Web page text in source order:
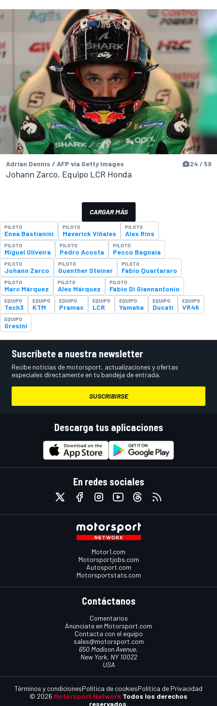
Adrian Dennis / AFP via Getty Images 24 / 59
Johann Zarco, Equipo LCR Honda
CARGAR MÁS
PILOTO
Enea Bastianini
PILOTO
Maverick Viñales
PILOTO
Alex Rins
PILOTO
Miguel Oliveira
PILOTO
Pedro Acosta
PILOTO
Pecco Bagnaia
PILOTO
Johann Zarco
PILOTO
Guenther Steiner
PILOTO
Fabio Quartararo
PILOTO
Marc Márquez
PILOTO
Alex Márquez
PILOTO
Fabio Di Giannantonio
EQUIPO
Tech3
EQUIPO
KTM
EQUIPO
Pramac
EQUIPO
LCR
EQUIPO
Yamaha
EQUIPO
Ducati
EQUIPO
VR46
EQUIPO
Gresini
Suscríbete a nuestra newsletter
Recibe noticias de motorsport, actualizaciones y ofertas
especiales directamente en tu bandeja de entrada.
SUSCRIBIRSE
Descarga tus aplicaciones
En redes sociales
Motor1.com
Motorsportjobs.com
Autosport.com
Motorsportstats.com
Contáctanos
Comentarios
Anúnciate en Motorsport.com
Contacta con el equipo
sales@motorsport.com
650 Madison Avenue,
New York, NY 10022
USA
© 2026 Motorsport Network Todos los derechos
reservados.
Términos y condicionesPolítica de cookiesPolítica de Privacidad